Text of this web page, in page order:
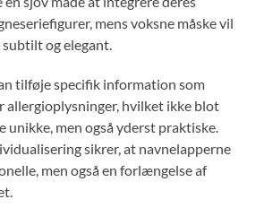
mens voksne måske vil
og elegant.
tilføje specifik information som
allergioplysninger, hvilket ikke blot
unikke, men også yderst praktiske.
sikrer, at navnelapperne
men også en forlængelse af